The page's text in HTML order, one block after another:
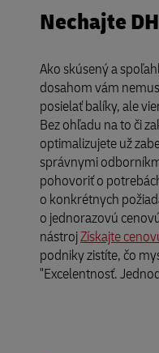
Nechajte
Ako skúsený a
dosahom vám
posielať balíky, ale
Bez ohľadu na to či
optimalizujete už
správnymi
pohovoriť o
o konkrétnych
o jednorazovú
nástrojZískajte
podniky zistíte, čo
"Excelentnosť.